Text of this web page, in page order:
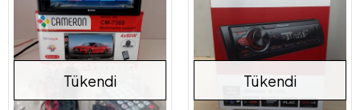
Tükendi Tükendi